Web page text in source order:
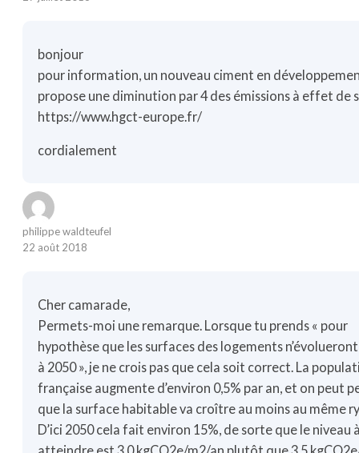
bonjour
pour information, un nouveau ciment en
propose une diminution par 4 des émissions à effet de
https://www.hgct-europe.fr/
cordialement
philippe waldteufel
22 août 2018
Cher camarade,
Permets-moi une remarque. Lorsque tu prends « pour
hypothèse que les surfaces des logements n’évolueront
à 2050 », je ne crois pas que cela soit correct. La
française augmente d’environ 0,5% par an, et on peut
que la surface habitable va croître au moins au même
D’ici 2050 cela fait environ 15%, de sorte que le niveau
atteindre est 3,0 kgCO2e/m2/an plutôt que 3,5